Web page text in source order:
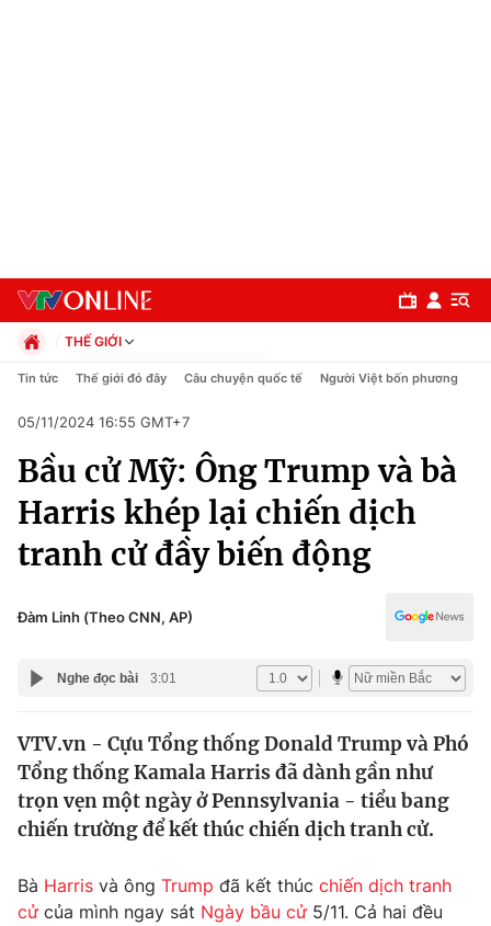
Chuyên mục
Chính trị
Xã hội
Pháp luật
Y tế
Thế giới
Tin tức
Thế giới đó đây
Câu chuyện quốc tế
Kinh tế
Thị trường
Dữ liệu và đời sống
THẾ GIỚI
Chính trị
Pháp luật
Kinh tế
Thể thao
Truyền hình
Văn hóa - Giải trí
Công nghệ
Tin tức Thế giới đó đây Câu chuyện quốc tế Người Việt bốn phương
05/11/2024 16:55 GMT+7
Bầu cử Mỹ: Ông Trump và bà
Harris khép lại chiến dịch
tranh cử đầy biến động
Đàm Linh (Theo CNN, AP)
Nghe đọc bài 3:01
VTV.vn - Cựu Tổng thống Donald Trump và Phó
Tổng thống Kamala Harris đã dành gần như
trọn vẹn một ngày ở Pennsylvania - tiểu bang
chiến trường để kết thúc chiến dịch tranh cử.
Bà Harris và ông Trump đã kết thúc chiến dịch tranh
cửcủa mình ngay sát Ngày bầu cử5/11. Cả hai đều